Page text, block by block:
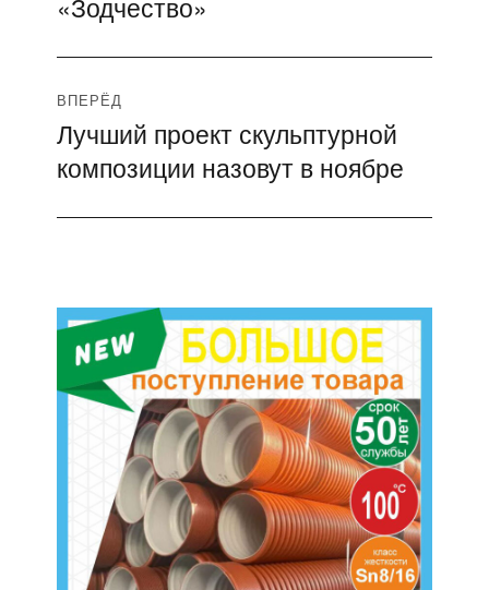
записям
«Зодчество»
ВПЕРЁД
Следующая
запись:
Лучший проект скульптурной
композиции назовут в ноябре